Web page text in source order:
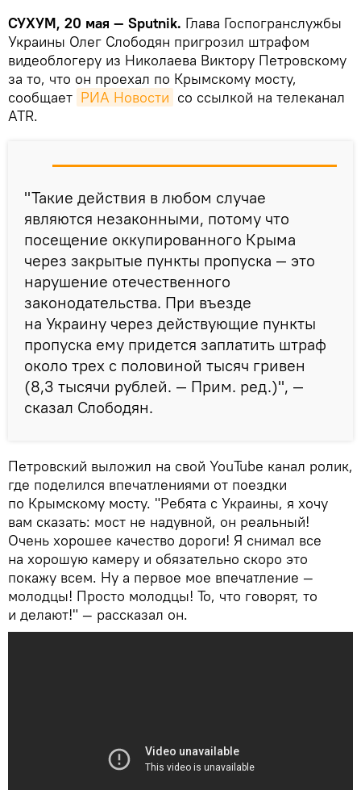
СУХУМ, 20 мая — Sputnik. Глава Госпогранслужбы
Украины Олег Слободян пригрозил штрафом
видеоблогеру из Николаева Виктору Петровскому
за то, что он проехал по Крымскому мосту,
сообщает РИА Новости со ссылкой на телеканал
ATR.
"Такие действия в любом случае
являются незаконными, потому что
посещение оккупированного Крыма
через закрытые пункты пропуска — это
нарушение отечественного
законодательства. При въезде
на Украину через действующие пункты
пропуска ему придется заплатить штраф
около трех с половиной тысяч гривен
(8,3 тысячи рублей. — Прим. ред.)", —
сказал Слободян.
Петровский выложил на свой YouTube канал ролик,
где поделился впечатлениями от поездки
по Крымскому мосту. "Ребята с Украины, я хочу
вам сказать: мост не надувной, он реальный!
Очень хорошее качество дороги! Я снимал все
на хорошую камеру и обязательно скоро это
покажу всем. Ну а первое мое впечатление —
молодцы! Просто молодцы! То, что говорят, то
и делают!" — рассказал он.